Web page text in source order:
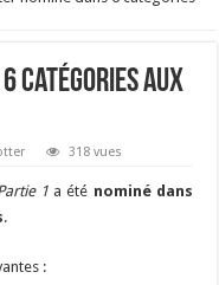
catégories aux
318 vues
1 a été nominé dans
.
: